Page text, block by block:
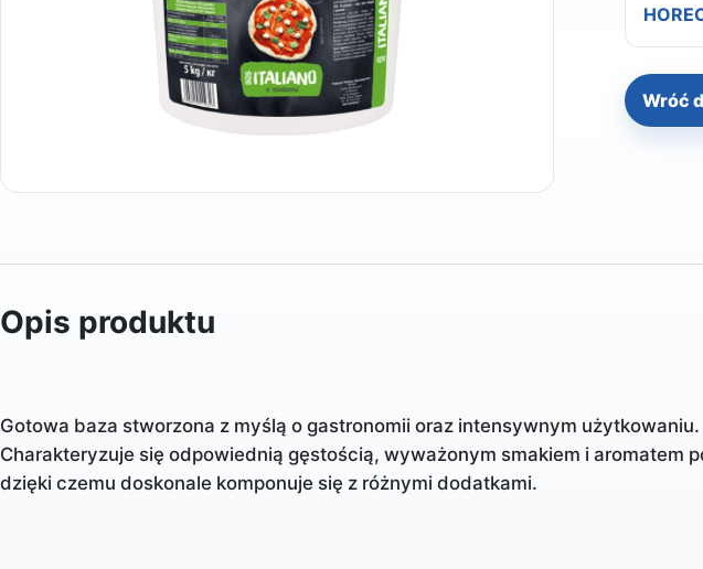
Wróć
Opis produktu
Gotowa baza stworzona z myślą o gastronomii oraz intensywnym użytkowaniu.
Charakteryzuje się odpowiednią gęstością, wyważonym smakiem i aromatem
dzięki czemu doskonale komponuje się z różnymi dodatkami.